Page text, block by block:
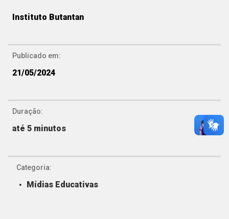
Instituto Butantan
Publicado em:
21/05/2024
Duração:
até 5 minutos
Categoria:
Mídias Educativas